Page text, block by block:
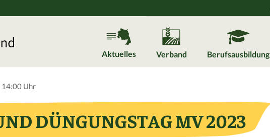
Aktuelles Verband Berufsausbildung
14:00 Uhr
DÜNGUNGSTAG MV 2023